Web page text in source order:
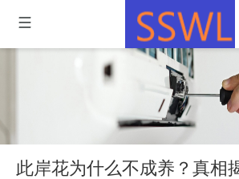
此岸花为什么不成养？真相